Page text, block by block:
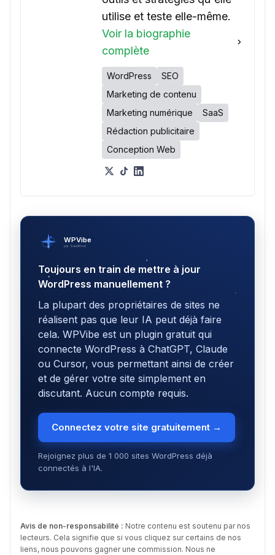
utilise et teste elle-même.
Voir la biographie
complète
WordPress
SEO
Marketing de contenu
Marketing numérique
SaaS
Rédaction publicitaire
Conception Web
WPVibe
par SeedProd
Toujours en train de mettre à jour
WordPress manuellement ?
La plupart des propriétaires de sites ne
réalisent pas que leur IA peut déjà faire
cela. WPVibe est un plugin gratuit qui
connecte WordPress à ChatGPT, Claude
ou Cursor, vous permettant ainsi de créer
et de gérer votre site simplement en
discutant. Aucun compte requis.
Connectez votre site gratuitement →
Rejoignez plus de 1 000 sites WordPress déjà
connectés à l'IA.
Avis de non-responsabilité : Notre contenu est soutenu par nos
lecteurs. Cela signifie que si vous cliquez sur certains de nos
liens, nous pouvons gagner une commission. Nous ne